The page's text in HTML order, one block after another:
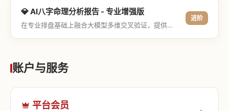
💎 AI八字命理分析报告 - 专业增强版
在专业排盘基础上融合大模型多维交叉验证，提供更详尽的流年推演、应期运筹、象意深度剖析，以及全方位的运筹决策指导。
进阶
账户与服务
平台会员